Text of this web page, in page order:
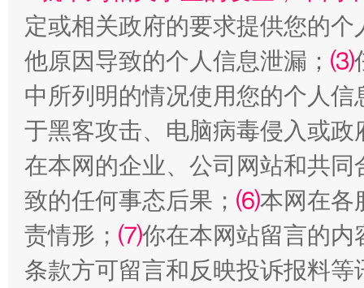
漫山遍野的桃花与雪山、麦地、白藏房 除
定或相关政府的要求提供您的个
他原因导致的个人信息泄漏； ⑶
中所列明的情况使用您的个人
于黑客攻击、电脑病毒侵入或
在本网的企业、公司网站和共
致的任何事态后果； ⑹本网在各
责情形； ⑺你在本网站留言的内
条款方可留言和反映投诉报料